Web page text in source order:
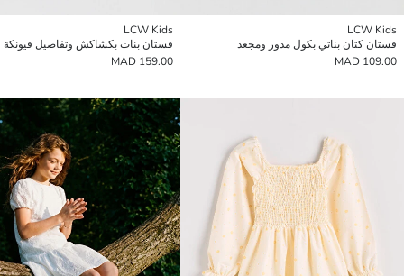
LCW Kids
فستان كتان بناتي بكول مدور ومجعد
109.00 MAD
LCW Kids
فستان بنات بكشاكش وتفاصيل فيونكة
159.00 MAD